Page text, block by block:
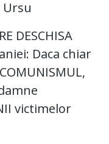
Ursu
DESCHISA
Daca chiar
victimelor